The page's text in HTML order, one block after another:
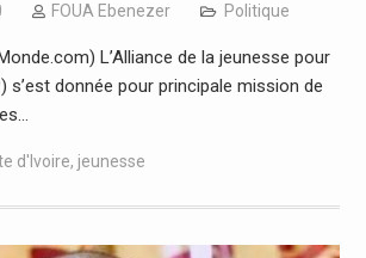
FOUA Ebenezer Politique
L’Alliance de la jeunesse pour
s’est donnée pour principale mission de
d'Ivoire, jeunesse